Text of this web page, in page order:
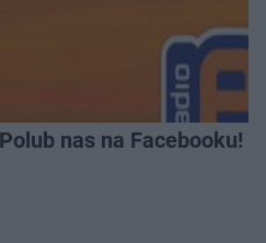
nas na Facebooku!